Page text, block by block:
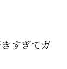
すぎてガ